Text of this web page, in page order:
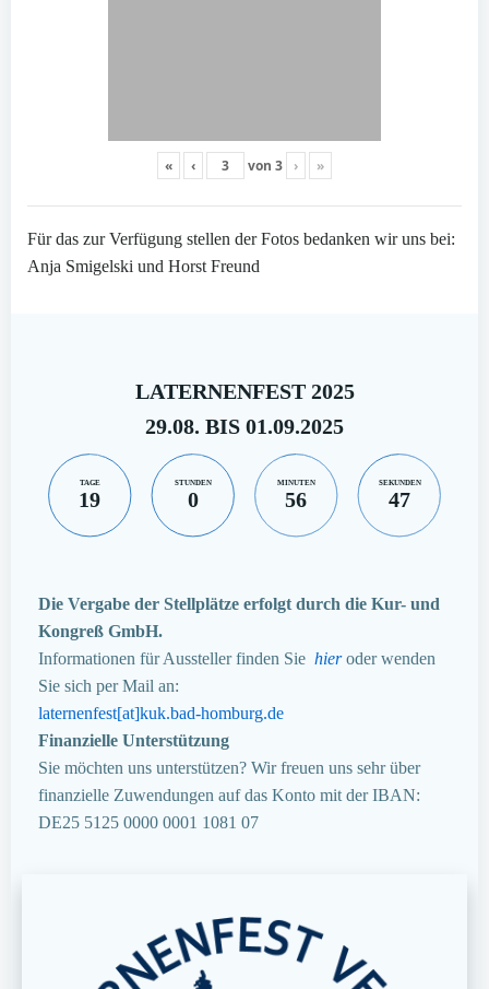
« ‹ von 3 › »
Für das zur Verfügung stellen der Fotos bedanken wir uns bei:
Anja Smigelski und Horst Freund
LATERNENFEST 2025
29.08. BIS 01.09.2025
TAGE
19
STUNDEN
0
MINUTEN
56
SEKUNDEN
46
Die Vergabe der Stellplätze erfolgt durch die Kur- und
Kongreß GmbH.
Informationen für Aussteller finden Sie hieroder wenden
Sie sich per Mail an:
laternenfest[at]kuk.bad-homburg.de
Finanzielle Unterstützung
Sie möchten uns unterstützen? Wir freuen uns sehr über
finanzielle Zuwendungen auf das Konto mit der IBAN:
DE25 5125 0000 0001 1081 07